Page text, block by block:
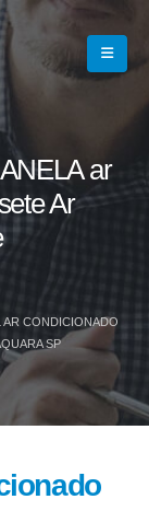
ar
Ar
AR CONDICIONADO
SP